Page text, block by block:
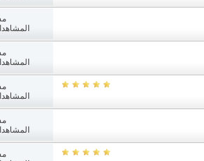
المشاهدات:
المشاهدات:
المشاهدات:
المشاهدات: